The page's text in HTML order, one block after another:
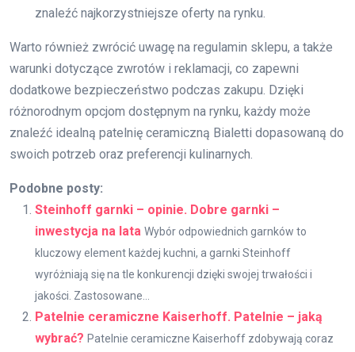
znaleźć najkorzystniejsze oferty na rynku.
Warto również zwrócić uwagę na regulamin sklepu, a także
warunki dotyczące zwrotów i reklamacji, co zapewni
dodatkowe bezpieczeństwo podczas zakupu. Dzięki
różnorodnym opcjom dostępnym na rynku, każdy może
znaleźć idealną patelnię ceramiczną Bialetti dopasowaną do
swoich potrzeb oraz preferencji kulinarnych.
Podobne posty:
Steinhoff garnki – opinie. Dobre garnki –
inwestycja na lata Wybór odpowiednich garnków to
kluczowy element każdej kuchni, a garnki Steinhoff
wyróżniają się na tle konkurencji dzięki swojej trwałości i
jakości. Zastosowane...
Patelnie ceramiczne Kaiserhoff. Patelnie – jaką
wybrać? Patelnie ceramiczne Kaiserhoff zdobywają coraz